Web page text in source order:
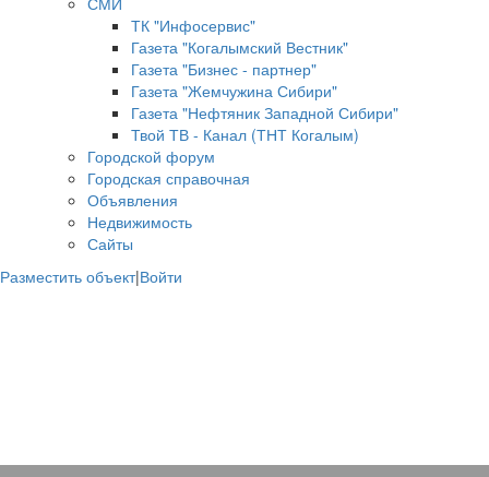
ТК "Инфосервис"
Газета "Когалымский Вестник"
Газета "Бизнес - партнер"
Газета "Жемчужина Сибири"
Газета "Нефтяник Западной Сибири"
Твой ТВ - Канал (ТНТ Когалым)
Городской форум
Городская справочная
Объявления
Недвижимость
Сайты
Разместить объект|Войти